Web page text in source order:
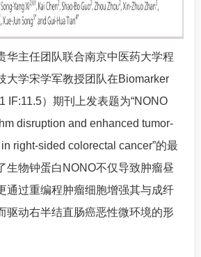
华主任团队联合南京中医药大学程
大学宋学军教授团队在Biomarker
IF:11.5）期刊上发表题为“NONO
disruption and enhanced tumor-
right-sided colorectal cancer”的最
生物钟蛋白NONO不仅导致肿瘤昼
通过重编程肿瘤细胞增强其与成纤
驱动右半结直肠癌恶性微环境的形